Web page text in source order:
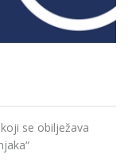
se obilježava